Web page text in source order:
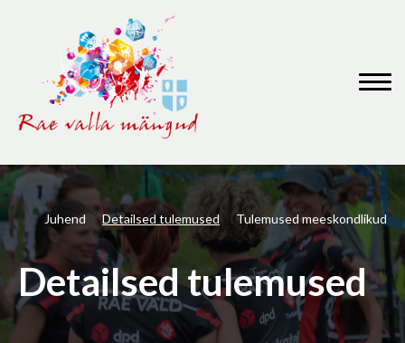
Juhend Detailsed tulemused Tulemused meeskondlikud
Detailsed tulemused